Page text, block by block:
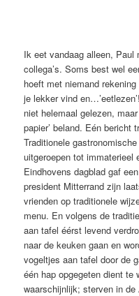
Ik eet vandaag alleen,
collega’s. Soms best wel
hoeft met niemand
je lekker vind
niet helemaal gelezen,
papier’ beland. Eén bericht
Traditionele
uitgeroepen tot immaterieel
Eindhovens dagblad gaf
president Mitterrand zijn
vrienden op traditionele
menu. En volgens de
aan tafel éérst levend
naar de keuken gaan en
vogeltjes aan tafel door de
één hap opgegeten dient te
waarschijnlijk; sterven in